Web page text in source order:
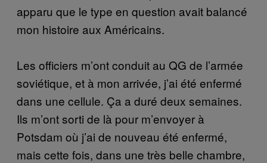
apparu que le type en question avait balancé
mon histoire aux Américains.
Les officiers m’ont conduit au QG de l’armée
soviétique, et à mon arrivée, j’ai été enfermé
dans une cellule. Ça a duré deux semaines.
Ils m’ont sorti de là pour m’envoyer à
Potsdam où j’ai de nouveau été enfermé,
mais cette fois, dans une très belle chambre,